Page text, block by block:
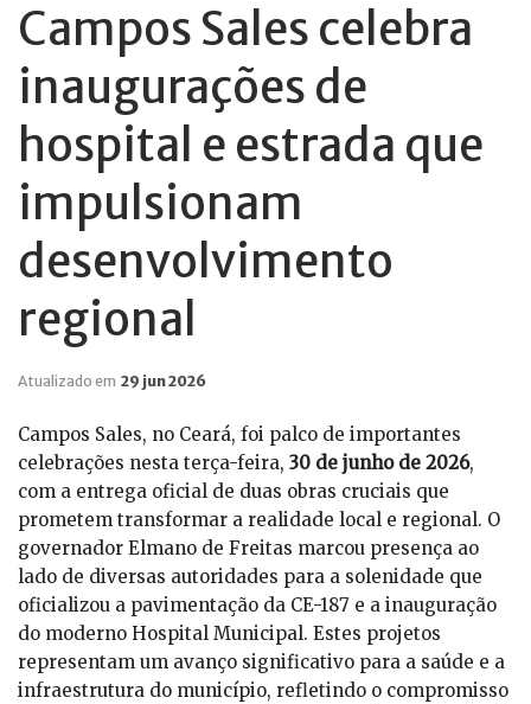
Campos Sales celebra
inaugurações de
hospital e estrada que
impulsionam
desenvolvimento
regional
Atualizado em 29 jun 2026
Campos Sales, no Ceará, foi palco de importantes
celebrações nesta terça-feira, 30 de junho de 2026,
com a entrega oficial de duas obras cruciais que
prometem transformar a realidade local e regional. O
governador Elmano de Freitas marcou presença ao
lado de diversas autoridades para a solenidade que
oficializou a pavimentação da CE-187 e a inauguração
do moderno Hospital Municipal. Estes projetos
representam um avanço significativo para a saúde e a
infraestrutura do município, refletindo o compromisso